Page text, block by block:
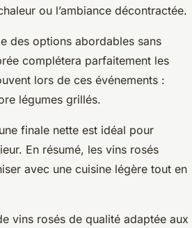
ou l’ambiance décontractée.
des options abordables sans
complétera parfaitement les
lors de ces événements :
légumes grillés.
finale nette est idéal pour
En résumé, les vins rosés
avec une cuisine légère tout en
vins rosés de qualité adaptée aux